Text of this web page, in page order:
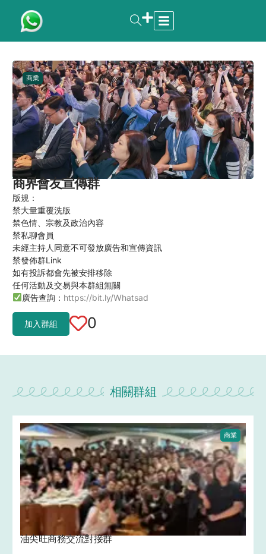
商業
商界會友宣傳群
版規：
禁大量重覆洗版
禁色情、宗教及政治內容
禁私聊會員
未經主持人同意不可發放廣告和宣傳資訊
禁發佈群Link
如有投訴都會先被安排移除
任何活動及交易與本群組無關
廣告查詢： https://bit.ly/Whatsad
加入群組 0
相關群組
商業
油尖旺商務交流對接群